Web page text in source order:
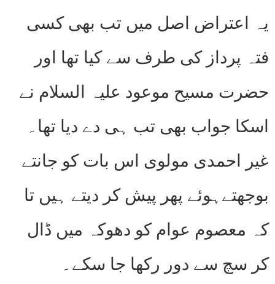
یہ اعتراض اصل میں تب بھی کسی
فتہ پرداز کی طرف سے کیا تھا اور
حضرت مسیح موعود علیہ السلام نے
اسکا جواب بھی تب ہی دے دیا تھا۔
غیر احمدی مولوی اس بات کو جانتے
بوجھتےہوئے پھر پیش کر دیتے ہیں تا
کہ معصوم عوام کو دھوکہ میں ڈال
کر سچ سے دور رکھا جا سکے۔